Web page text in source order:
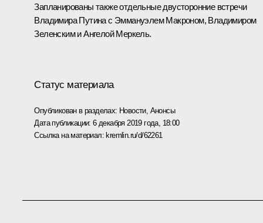
Запланированы также отдельные двусторонние встречи
Владимира Путина с Эммануэлем Макроном, Владимиром
ЗеленскимиАнгелой Меркель.
Статус материала
Опубликован в разделах: Новости, Анонсы
Дата публикации:6 декабря 2019 года, 18:00
Ссылка на материал: kremlin.ru/d/62261